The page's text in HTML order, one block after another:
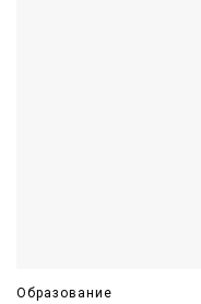
Образование